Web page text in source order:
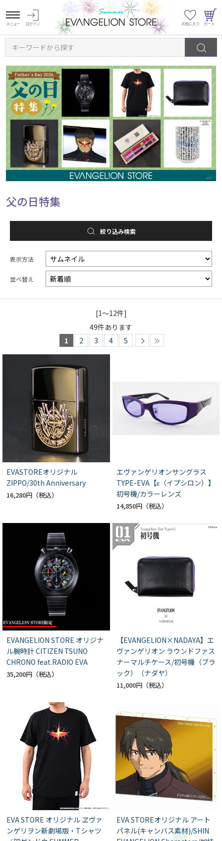
キーワードから探す
父の日特集
絞り込み検索
表示方法
並べ替え
[1～12件]
49件あります
1
2 3 4 5
EVASTOREオリジナル
ZIPPO/30th Anniversary
16,280円
エヴァンゲリオンサングラス
TYPE-EVA【ε（イプシロン）】
初号機/カラーレンズ
14,850円
EVANGELION STORE オリジナ
ル腕時計 CITIZEN TSUNO
CHRONO feat.RADIO EVA
35,200円
【EVANGELION×NADAYA】エ
ヴァンゲリオン ラウンドファス
ナーマルチケース/初号機（ブラ
ック）（ナダヤ）
11,000円
EVA STORE オリジナル ヱヴァ
ンゲリヲン新劇場版・Tシャツ
EVA STOREオリジナル アート
パネル(キャンバス素材)/SHIN